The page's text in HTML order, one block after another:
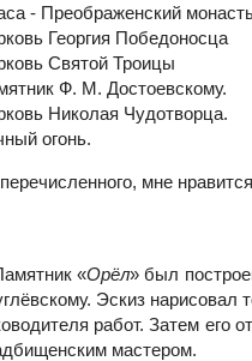
- Преображенский
Георгия Победоносца
Святой Троицы
Ф. М. Достоевскому.
Николая Чудотворца.
огонь.
мне
«Орёл» был
Эскиз
работ. Затем его
мастером.